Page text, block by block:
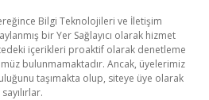
Bilgi Teknolojileri ve İletişim
bir Yer Sağlayıcı olarak hizmet
içerikleri proaktif olarak denetleme
bulunmamaktadır. Ancak, üyelerimiz
taşımakta olup, siteye üye olarak